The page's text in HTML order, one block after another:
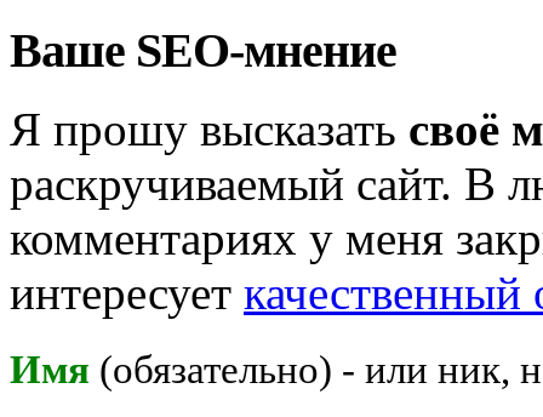
Ваше SEO-мнение
Я прошу высказать своё
раскручиваемый сайт. В
комментариях у меня
интересует
Имя (обязательно) - или ник,